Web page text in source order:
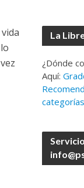
La
¿Dónde
Aquí:
categorías